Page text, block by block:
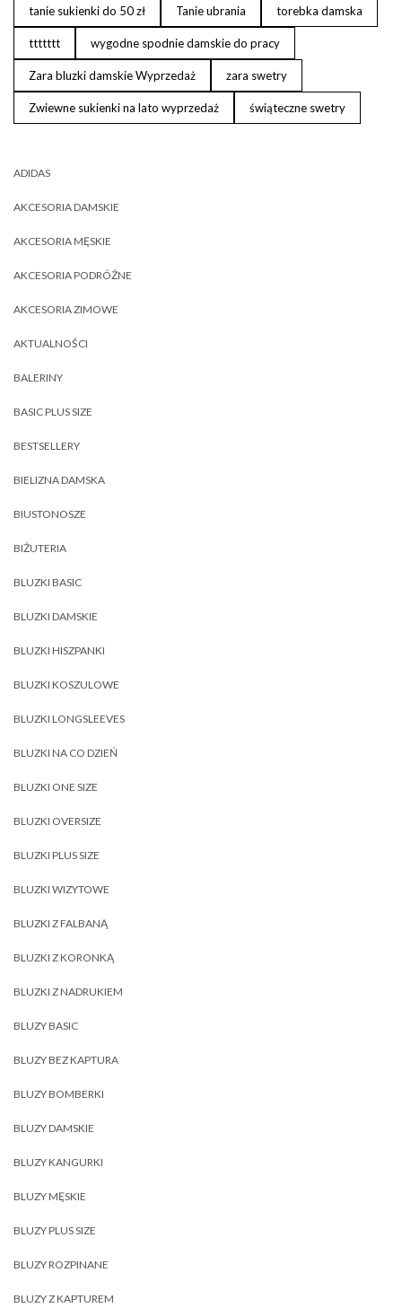
tanie sukienki do 50 zł Tanie ubrania torebka damska
ttttttt wygodne spodnie damskie do pracy
Zara bluzki damskie Wyprzedaż zara swetry
Zwiewne sukienki na lato wyprzedaż świąteczne swetry
ADIDAS
AKCESORIA DAMSKIE
AKCESORIA MĘSKIE
AKCESORIA PODRÓŻNE
AKCESORIA ZIMOWE
AKTUALNOŚCI
BALERINY
BASIC PLUS SIZE
BESTSELLERY
BIELIZNA DAMSKA
BIUSTONOSZE
BIŻUTERIA
BLUZKI BASIC
BLUZKI DAMSKIE
BLUZKI HISZPANKI
BLUZKI KOSZULOWE
BLUZKI LONGSLEEVES
BLUZKI NA CO DZIEŃ
BLUZKI ONE SIZE
BLUZKI OVERSIZE
BLUZKI PLUS SIZE
BLUZKI WIZYTOWE
BLUZKI Z FALBANĄ
BLUZKI Z KORONKĄ
BLUZKI Z NADRUKIEM
BLUZY BASIC
BLUZY BEZ KAPTURA
BLUZY BOMBERKI
BLUZY DAMSKIE
BLUZY KANGURKI
BLUZY MĘSKIE
BLUZY PLUS SIZE
BLUZY ROZPINANE
BLUZY Z KAPTUREM